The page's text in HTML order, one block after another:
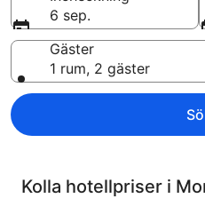
6 sep.
Gäster
1 rum, 2 gäster
Kolla hotellpriser i